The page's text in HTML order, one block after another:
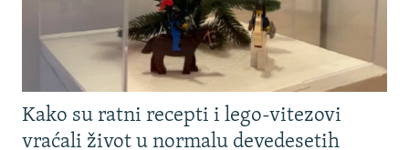
Kako su ratni recepti i lego-vitezovi
vraćali život u normalu devedesetih